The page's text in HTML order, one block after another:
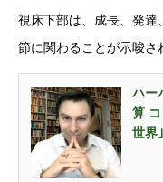
視床下部は、成長、発達
節に関わることが示唆さ
ハー
算
世界｣